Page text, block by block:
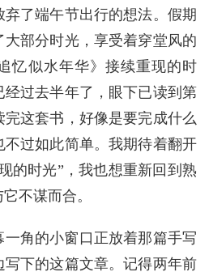
了端午节出行的想法。假期
部分时光，享受着穿堂风的
忆似水年华》接续重现的时
过去半年了，眼下已读到第
这套书，好像是要完成什么
过如此简单。我期待着翻开
的时光”，我也想重新回到熟
不谋而合。
角的小窗口正放着那篇手写
下的这篇文章。记得两年前